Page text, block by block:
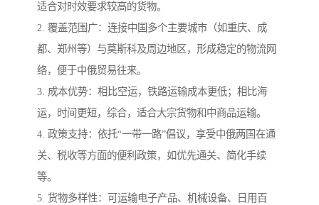
适合对时效要求较高的货物。
2. 覆盖范围广：连接中国多个主要城市（如重庆、成
都、郑州等）与莫斯科及周边地区，形成稳定的物流网
络，便于中俄贸易往来。
3. 成本优势：相比空运，铁路运输成本更低；相比海
运，时间更短，综合，适合大宗货物和中商品运输。
4. 政策支持：依托“一带一路”倡议，享受中俄两国在通
关、税收等方面的便利政策，如优先通关、简化手续
等。
5. 货物多样性：可运输电子产品、机械设备、日用百